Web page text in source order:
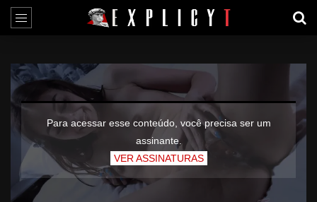
Para acessar esse conteúdo, você precisa ser um
assinante.
VER ASSINATURAS